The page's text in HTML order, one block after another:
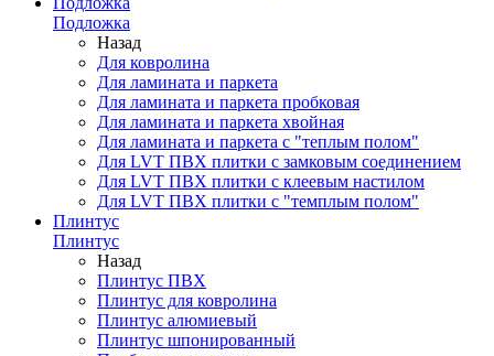
Подложка
Назад
Для ковролина
Для ламината и паркета
Для ламината и паркета пробковая
Для ламината и паркета хвойная
Для ламината и паркета с "теплым полом"
Для LVT ПВХ плитки с замковым соединением
Для LVT ПВХ плитки с клеевым настилом
Для LVT ПВХ плитки с "темплым полом"
Плинтус
Плинтус
Назад
Плинтус ПВХ
Плинтус для ковролина
Плинтус алюмиевый
Плинтус шпонированный